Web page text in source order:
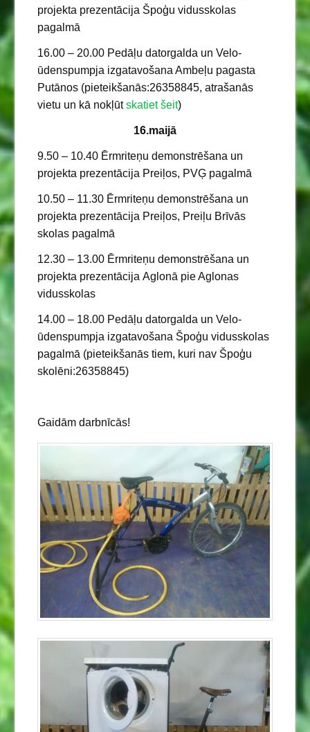
projekta prezentācija Špoģu vidusskolas
pagalmā
16.00 – 20.00 Pedāļu datorgalda un Velo-
ūdenspumpja izgatavošana Ambeļu pagasta
Putānos (pieteikšanās:26358845, atrašanās
vietu un kā nokļūtskatiet šeit)
16.maijā
9.50 – 10.40 Ērmriteņu demonstrēšana un
projekta prezentācija Preiļos, PVĢ pagalmā
10.50 – 11.30 Ērmriteņu demonstrēšana un
projekta prezentācija Preiļos, Preiļu Brīvās
skolas pagalmā
12.30 – 13.00 Ērmriteņu demonstrēšana un
projekta prezentācija Aglonā pie Aglonas
vidusskolas
14.00 – 18.00 Pedāļu datorgalda un Velo-
ūdenspumpja izgatavošana Špoģu vidusskolas
pagalmā (pieteikšanās tiem, kuri nav Špoģu
skolēni:26358845)
Gaidām darbnīcās!